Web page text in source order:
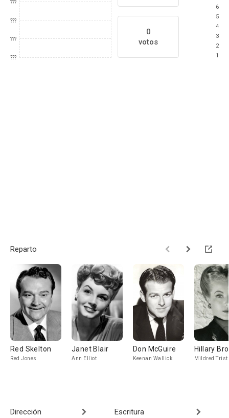
???
???
???
???
0
votos
6
5
4
3
2
1
Reparto
Red Skelton
Red Jones
Janet Blair
Ann Elliot
Don McGuire
Keenan Wallick
Hillary
Mildred Trist
Dirección Escritura